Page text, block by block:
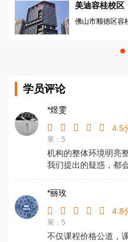
美迪容桂校区
佛山市顺徳区容
学员评论
*煜雯
4.5
果：5
机构的整体环境明亮
我们提出的疑惑，都
*丽玫
4.8
果：5
不仅课程价格公道，